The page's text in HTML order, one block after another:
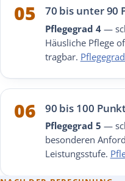
05 70 bis unter 90
Pflegegrad 4—
Häusliche Pflege
tragbar.
06 90 bis 100
Pflegegrad 5 —
besonderen
Leistungsstufe.